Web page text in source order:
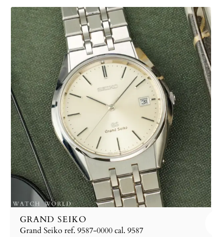
GRAND SEIKO
Grand Seiko ref. 9587-0000 cal. 9587